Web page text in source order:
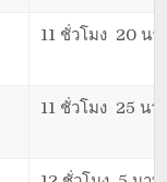
11 ชั่วโมง 20 นา
11 ชั่วโมง 25 นา